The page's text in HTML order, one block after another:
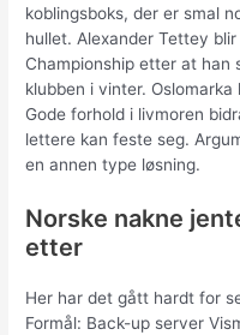
koblingsboks, der er smal
hullet. Alexander Tettey
Championship etter at han
klubben i vinter.
Gode forhold i livmoren
lettere kan feste seg.
en annen type løsning.
Norske nakne
etter
Her har det gått hardt for
Formål: Back-up server